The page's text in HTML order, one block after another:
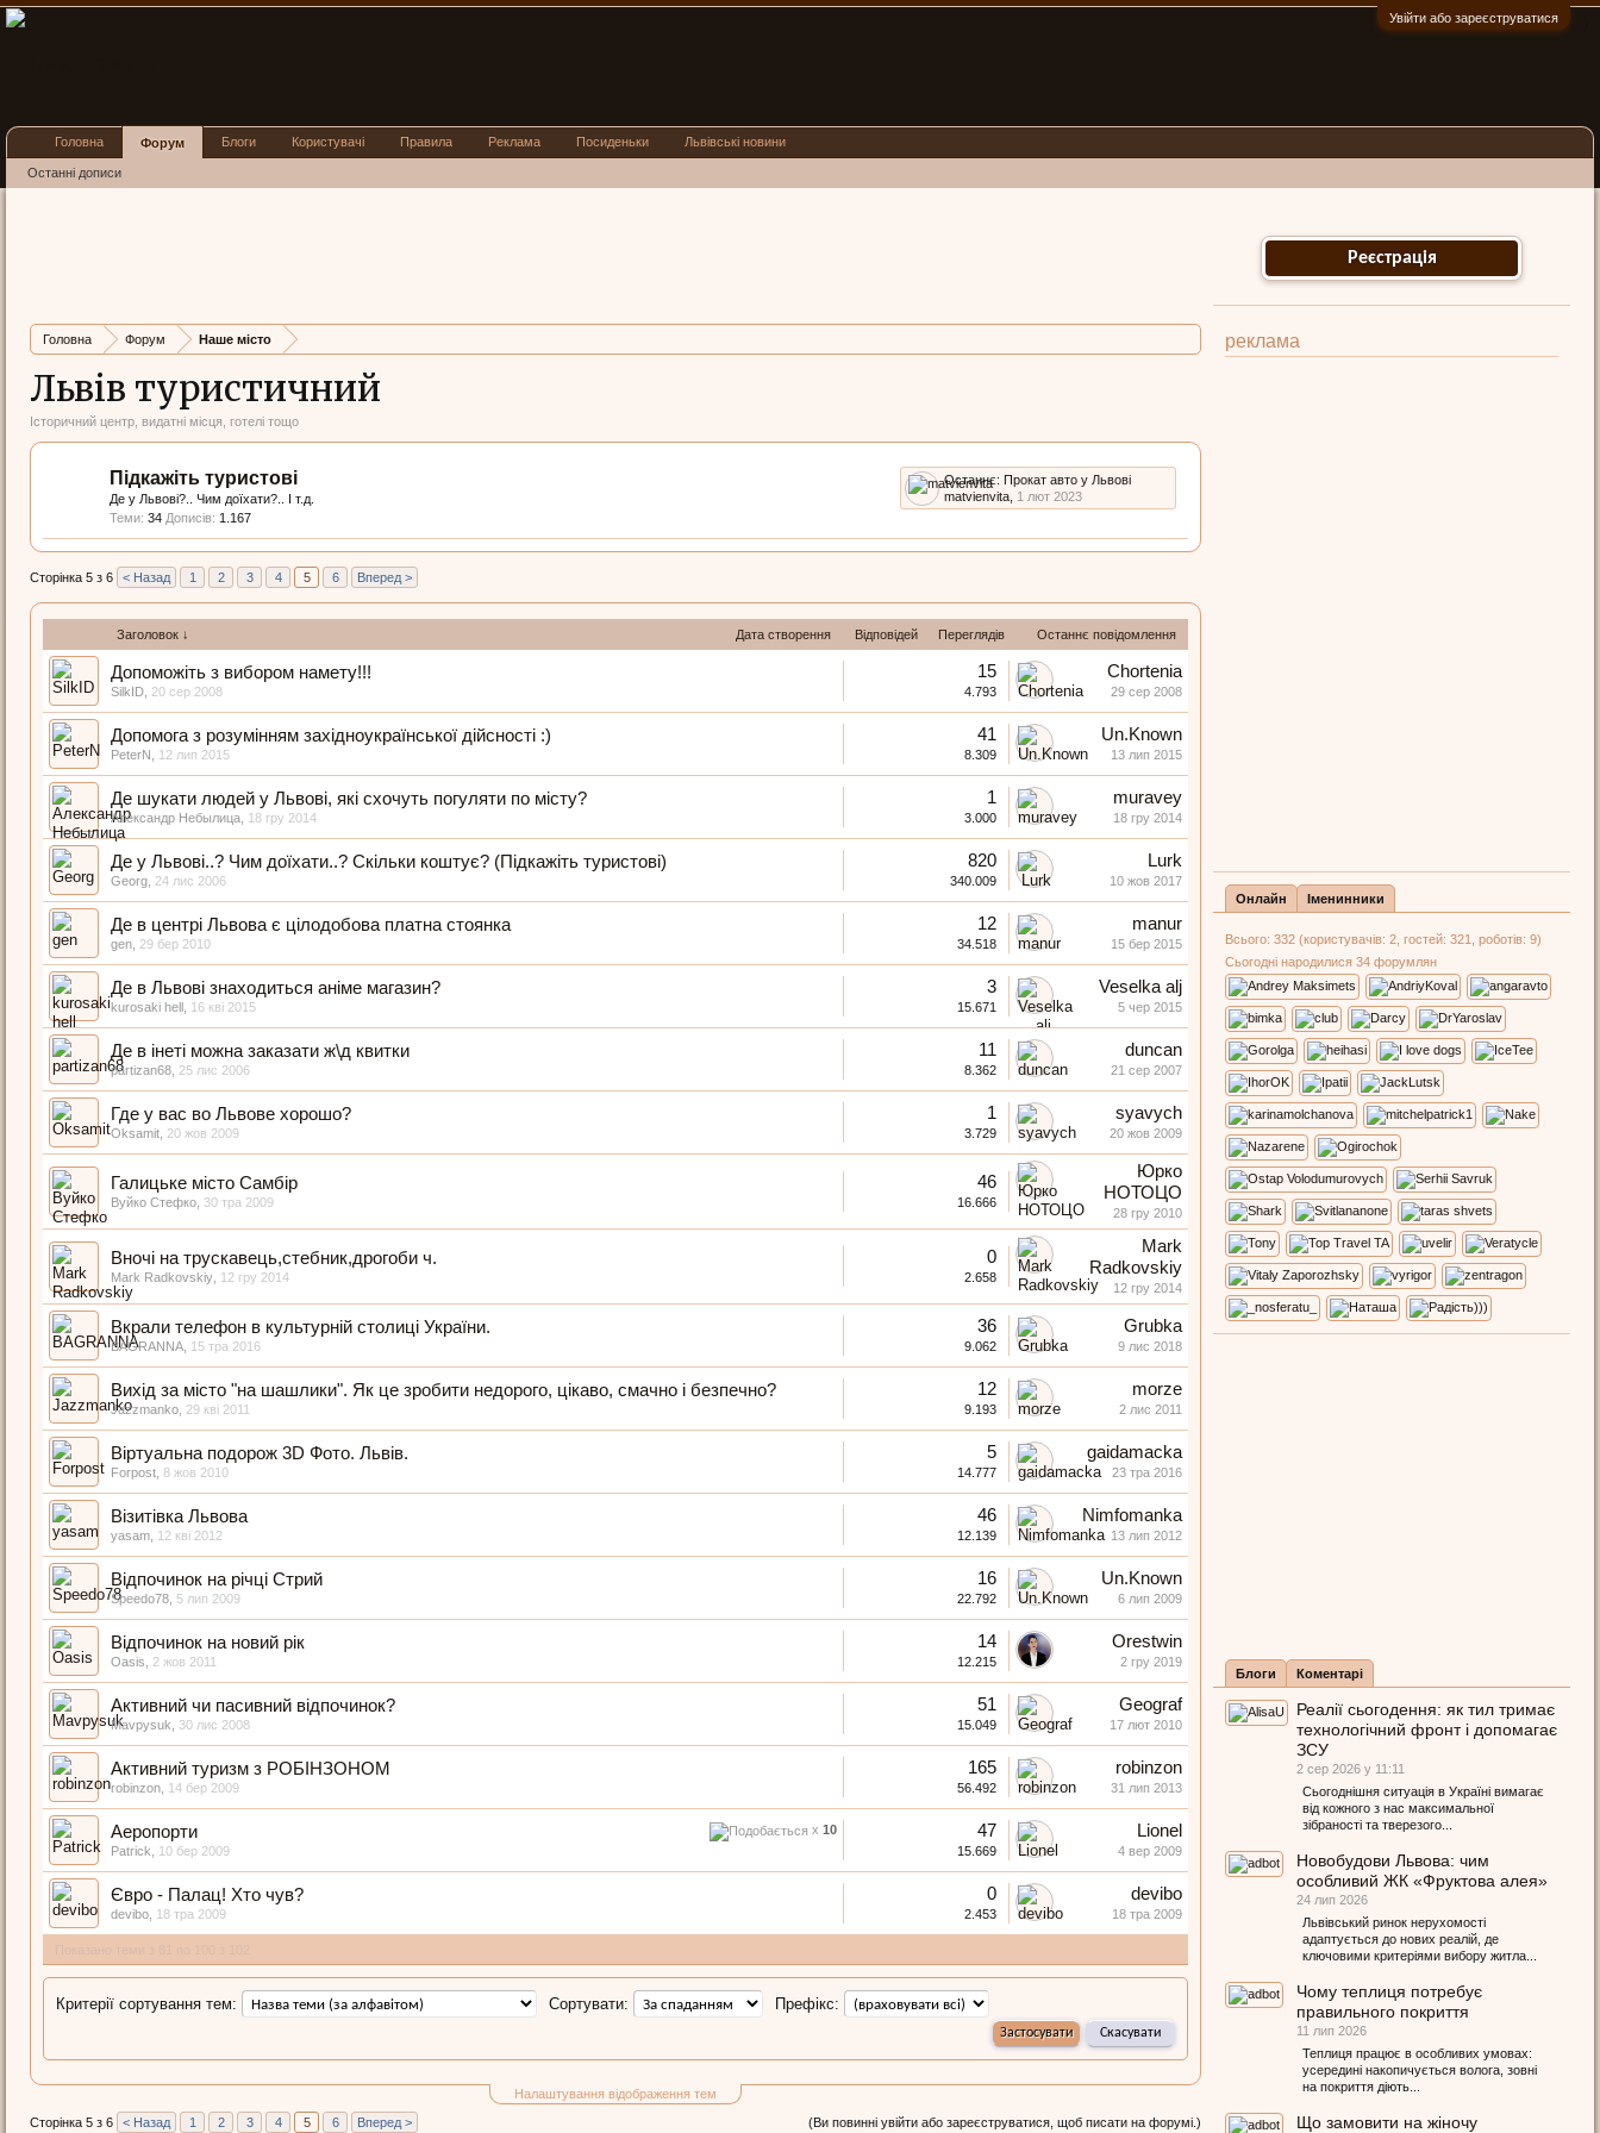
Увійти або зареєструватися
Головна Форум Наше місто
Львів туристичний
Історичний центр, видатні місця, готелі тощо
Підкажіть туристові
Де у Львові?.. Чим доїхати?.. І т.д.
Теми: 34 Дописів: 1.167
Останнє: Прокат авто у Львові
matvienvita 1 лют 2023
Сторінка 5 з 6 < Назад 1 2 3 4 5 6 Вперед >
Заголовок ↓ Дата створення Відповідей Переглядів Останнє повідомлення
Допоможiть з вибором намету!!!
SilkID 20 сер 2008
15
4.793
Chortenia
29 сер 2008
Допомога з розумінням західноукраїнської дійсності :)
PeterN 12 лип 2015
41
8.309
Un.Known
13 лип 2015
Де шукати людей у Львові, які схочуть погуляти по місту?
Александр Небылица 18 гру 2014
1
3.000
muravey
18 гру 2014
Де у Львові..? Чим доїхати..? Скільки коштує? (Підкажіть туристові)
Georg 24 лис 2006
820
340.009
Lurk
10 жов 2017
Де в центрі Львова є цілодобова платна стоянка
gen 29 бер 2010
12
34.518
manur
15 бер 2015
Де в Львові знаходиться аніме магазин?
kurosaki hell 16 кві 2015
3
15.671
Veselka alj
5 чер 2015
Де в інеті можна заказати ж\д квитки
partizan68 25 лис 2006
11
8.362
duncan
21 сер 2007
Где у вас во Львове хорошо?
Oksamit 20 жов 2009
1
3.729
syavych
20 жов 2009
Галицьке місто Самбір
Вуйко Стефко 30 тра 2009
46
16.666
Юрко
НОТОЦО
28 гру 2010
Вночі на трускавець,стебник,дрогоби ч.
Mark Radkovskiy 12 гру 2014
0
2.658
Mark
Radkovskiy
12 гру 2014
Вкрали телефон в культурній столиці України.
BAGRANNA 15 тра 2016
36
9.062
Grubka
9 лис 2018
Вихід за місто "на шашлики". Як це зробити недорого, цікаво, смачно і безпечно?
Jazzmanko 29 кві 2011
12
9.193
morze
2 лис 2011
Віртуальна подорож 3D Фото. Львів.
Forpost 8 жов 2010
5
14.777
gaidamacka
23 тра 2016
Візитівка Львова
yasam 12 кві 2012
46
12.139
Nimfomanka
13 лип 2012
Відпочинок на річці Стрий
Speedo78 5 лип 2009
16
22.792
Un.Known
6 лип 2009
Відпочинок на новий рік
Oasis 2 жов 2011
14
12.215
Orestwin
2 гру 2019
Активний чи пасивний відпочинок?
Mavpysuk 30 лис 2008
51
15.049
Geograf
17 лют 2010
Активний туризм з РОБІНЗОНОМ
robinzon 14 бер 2009
165
56.492
robinzon
31 лип 2013
x 10
Аеропорти
Patrick 10 бер 2009
47
15.669
Lionel
4 вер 2009
Євро - Палац! Хто чув?
devibo 18 тра 2009
0
2.453
devibo
18 тра 2009
Налаштування відображення тем
Критерії сортування тем: Сортувати: Префікс:
(Ви повинні увійти або зареєструватися, щоб писати на форумі.)
Сторінка 5 з 6 < Назад 1 2 3 4 5 6 Вперед >
Реєстрація
реклама
Онлайн Іменинники
Всього: 332 (користувачів: 2, гостей: 321, роботів: 9)
Сьогодні народилися 34 форумлян
Блоги Коментарі
Реалії сьогодення: як тил тримає
технологічний фронт і допомагає
ЗСУ
2 сер 2026 у 11:11
Сьогоднішня ситуація в Україні вимагає
від кожного з нас максимальної
зібраності та тверезого...
Новобудови Львова: чим
особливий ЖК «Фруктова алея»
24 лип 2026
Львівський ринок нерухомості
адаптується до нових реалій, де
ключовими критеріями вибору житла...
Чому теплиця потребує
правильного покриття
11 лип 2026
Теплиця працює в особливих умовах:
усередині накопичується волога, зовні
на покриття діють...
Що замовити на жіночу
Головна Форум
Останні дописи
Блоги Користувачі Правила Реклама Посиденьки Львівські новини